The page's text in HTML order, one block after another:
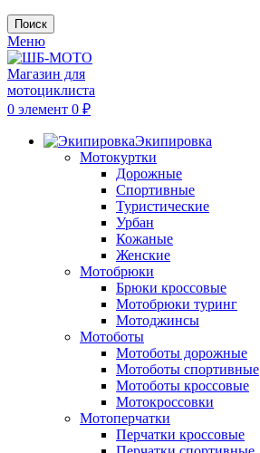
Поиск
Меню
0 элемент 0 ₽
Экипировка
Мотокуртки
Дорожные
Спортивные
Туристические
Урбан
Кожаные
Женские
Мотобрюки
Брюки кроссовые
Мотобрюки туринг
Мотоджинсы
Мотоботы
Мотоботы дорожные
Мотоботы спортивные
Мотоботы кроссовые
Мотокроссовки
Мотоперчатки
Перчатки кроссовые